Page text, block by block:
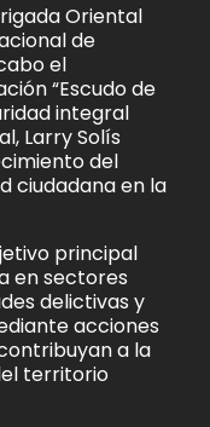
Oriental
de
el
“Escudo de
integral
Larry Solís
del
ciudadana en la
principal
en sectores
delictivas y
acciones
a la
territorio